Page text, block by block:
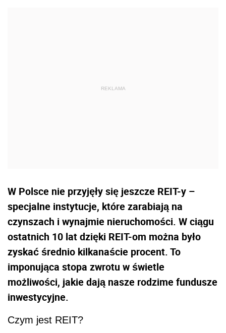
W Polsce nie przyjęły się jeszcze REIT-y –
specjalne instytucje, które zarabiają na
czynszach i wynajmie nieruchomości. W ciągu
ostatnich 10 lat dzięki REIT-om można było
zyskać średnio kilkanaście procent. To
imponująca stopa zwrotu w świetle
możliwości, jakie dają nasze rodzime fundusze
inwestycyjne.
Czym jest REIT?